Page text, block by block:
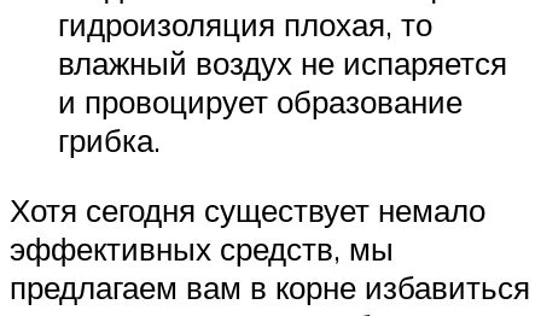
гидроизоляция плохая, то
влажный воздух не испаряется
и провоцирует образование
грибка.
Хотя сегодня существует немало
эффективных средств, мы
предлагаем вам в корне избавиться